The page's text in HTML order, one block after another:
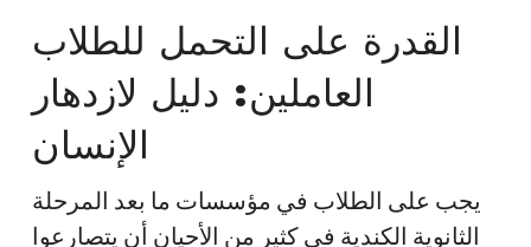
للطلاب
العاملين:
دليل
لازدهار
الإنسان
القدرة على التحمل للطلاب
العاملين: دليل لازدهار
الإنسان
يجب على الطلاب في مؤسسات ما بعد المرحلة
الثانوية الكندية في كثير من الأحيان أن يتصارعوا